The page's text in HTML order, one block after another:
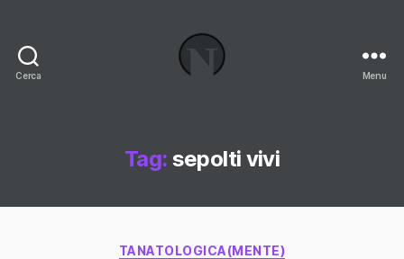
Cerca
Blog
Menu
Tag: sepolti vivi
Categorie
TANATOLOGICA(MENTE)